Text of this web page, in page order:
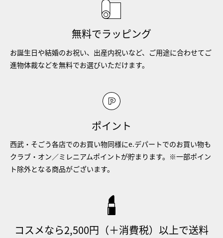
無料でラッピング
お誕生日や結婚のお祝い、出産内祝いなど、ご用途に合わせてご
進物体裁などを無料でお選びいただけます。
ポイント
西武・そごう各店でのお買い物同様にe.デパートでのお買い物も
クラブ・オン／ミレニアムポイントが貯まります。※一部ポイン
ト除外となる商品がございます。
コスメなら2,500円（＋消費税）以上で送料